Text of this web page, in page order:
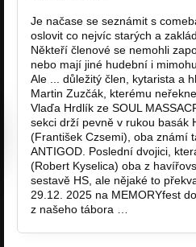
Je načase se seznámit s
oslovit co nejvíc starých a
Někteří členové se nemohli
nebo mají jiné hudební i
Ale ... důležitý člen, kytarista a
Martin Zuzčák, kterému
Vlaďa Hrdlík ze SOUL
sekci drží pevně v rukou basák
(František Czsemi), oba známí
ANTIGOD. Poslední dvojici,
(Robert Kyselica) oba z
sestavě HS, ale nějaké to
29.12. 2025 na MEMORYfest
z našeho tábora …